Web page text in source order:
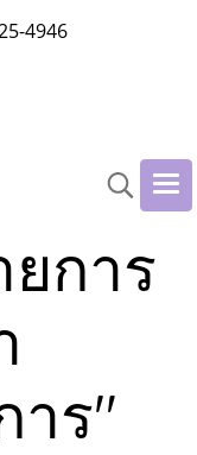
4946
ยการ
าร"